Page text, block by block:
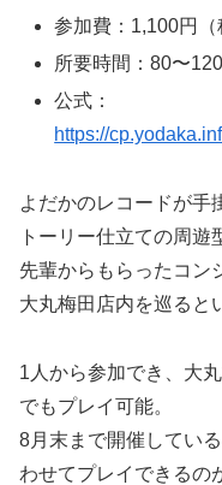
参加費：1,100円（
所要時間：80〜
公式：
https://
よだかのレコードが手
トーリー仕立ての周遊
先輩からもらったコン
大丸梅田店内を巡ると
1人から参加でき、大
でもプレイ可能。
8月末まで開催してい
わせてプレイできるの